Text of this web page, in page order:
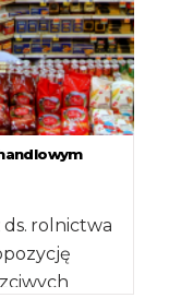
rolnictwa